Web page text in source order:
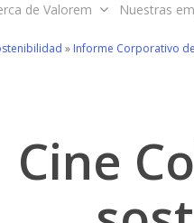
de Valorem Nuestras
» Informe Corporativo
Cine